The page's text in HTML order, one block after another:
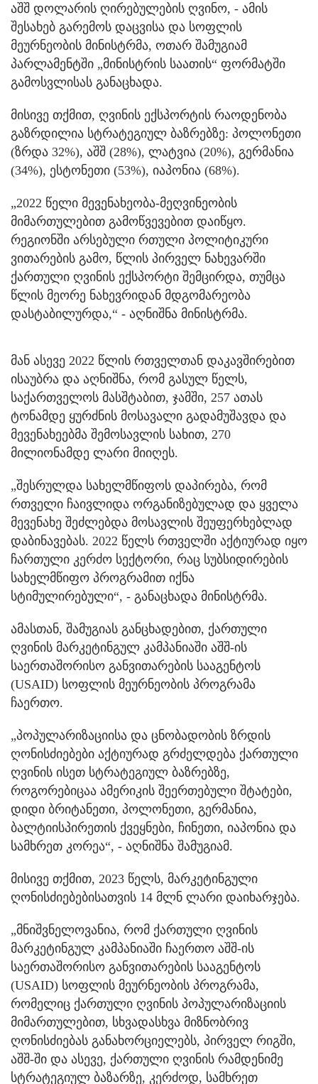
აშშ დოლარის ღირებულების ღვინო, - ამის
შესახებ გარემოს დაცვისა და სოფლის
მეურნეობის მინისტრმა, ოთარ შამუგიამ
პარლამენტში „მინისტრის საათის“ ფორმატში
გამოსვლისას განაცხადა.
მისივე თქმით, ღვინის ექსპორტის რაოდენობა
გაზრდილია სტრატეგიულ ბაზრებზე: პოლონეთი
(ზრდა 32%), აშშ (28%), ლატვია (20%), გერმანია
(34%), ესტონეთი (53%), იაპონია (68%).
„2022 წელი მევენახეობა-მეღვინეობის
მიმართულებით გამოწვევებით დაიწყო.
რეგიონში არსებული რთული პოლიტიკური
ვითარების გამო, წლის პირველ ნახევარში
ქართული ღვინის ექსპორტი შემცირდა, თუმცა
წლის მეორე ნახევრიდან მდგომარეობა
დასტაბილურდა,“ - აღნიშნა მინისტრმა.
მან ასევე 2022 წლის რთველთან დაკავშირებით
ისაუბრა და აღნიშნა, რომ გასულ წელს,
საქართველოს მასშტაბით, ჯამში, 257 ათას
ტონამდე ყურძნის მოსავალი გადამუშავდა და
მევენახეებმა შემოსავლის სახით, 270
მილიონამდე ლარი მიიღეს.
„შესრულდა სახელმწიფოს დაპირება, რომ
რთველი ჩაივლიდა ორგანიზებულად და ყველა
მევენახე შეძლებდა მოსავლის შეუფერხებლად
დაბინავებას. 2022 წელს რთველში აქტიურად იყო
ჩართული კერძო სექტორი, რაც სუბსიდირების
სახელმწიფო პროგრამით იქნა
სტიმულირებული“, - განაცხადა მინისტრმა.
ამასთან, შამუგიას განცხადებით, ქართული
ღვინის მარკეტინგულ კამპანიაში აშშ-ის
საერთაშორისო განვითარების სააგენტოს
(USAID) სოფლის მეურნეობის პროგრამა
ჩაერთო.
„პოპულარიზაციისა და ცნობადობის ზრდის
ღონისძიებები აქტიურად გრძელდება ქართული
ღვინის ისეთ სტრატეგიულ ბაზრებზე,
როგორებიცაა ამერიკის შეერთებული შტატები,
დიდი ბრიტანეთი, პოლონეთი, გერმანია,
ბალტიისპირეთის ქვეყნები, ჩინეთი, იაპონია და
სამხრეთ კორეა“, - აღნიშნა შამუგიამ.
მისივე თქმით, 2023 წელს, მარკეტინგული
ღონისძიებებისათვის 14 მლნ ლარი დაიხარჯება.
„მნიშვნელოვანია, რომ ქართული ღვინის
მარკეტინგულ კამპანიაში ჩაერთო აშშ-ის
საერთაშორისო განვითარების სააგენტოს
(USAID) სოფლის მეურნეობის პროგრამა,
რომელიც ქართული ღვინის პოპულარიზაციის
მიმართულებით, სხვადასხვა მიზნობრივ
ღონისძიებას განახორციელებს, პირველ რიგში,
აშშ-ში და ასევე, ქართული ღვინის რამდენიმე
სტრატეგიულ ბაზარზე, კერძოდ, სამხრეთ